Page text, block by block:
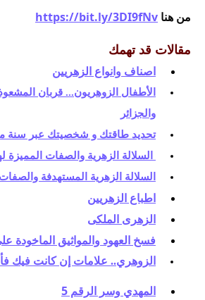
من هنا https://bit.ly/3DI9fNv
مقالات قد تهمك
اصناف وانواع الزهريين
والجزائر
تحديد طاقتك و شخصيتك عبر سنة
السلالة الزهرية والصفات المميزة
السلالة الزهرية المستهدفة
اطباع الزهريين
الزهرى الملكى
فسخ العهود والمواثيق الماخودة
الزوهري.. علامات إن كانت فيك
المهدي وسر الرقم 5